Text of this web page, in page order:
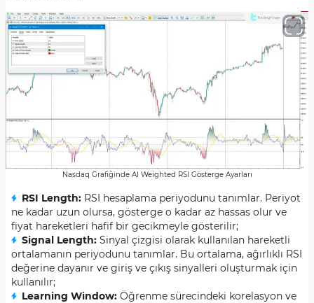
Nasdaq Grafiğinde AI Weighted RSI Gösterge Ayarları
RSI Length: RSI hesaplama periyodunu tanımlar. Periyot
ne kadar uzun olursa, gösterge o kadar az hassas olur ve
fiyat hareketleri hafif bir gecikmeyle gösterilir;
Signal Length: Sinyal çizgisi olarak kullanılan hareketli
ortalamanın periyodunu tanımlar. Bu ortalama, ağırlıklı RSI
değerine dayanır ve giriş ve çıkış sinyalleri oluşturmak için
kullanılır;
Learning Window: Öğrenme sürecindeki korelasyon ve